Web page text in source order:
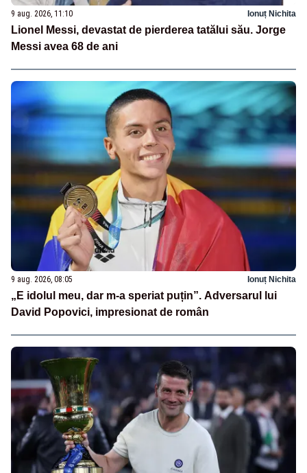
9 aug. 2026, 11:10 Ionuț Nichita
Lionel Messi, devastat de pierderea tatălui său. Jorge
Messi avea 68 de ani
9 aug. 2026, 08:05 Ionuț Nichita
„E idolul meu, dar m-a speriat puțin”. Adversarul lui
David Popovici, impresionat de român